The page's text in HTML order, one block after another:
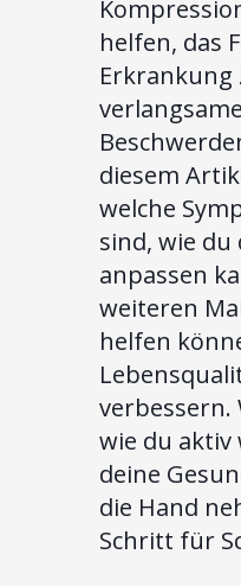
helfen, das
Erkrankung
diesem
welche
sind, wie
anpassen
weiteren
helfen
verbessern.
wie du aktiv
deine
die Hand
Schritt für